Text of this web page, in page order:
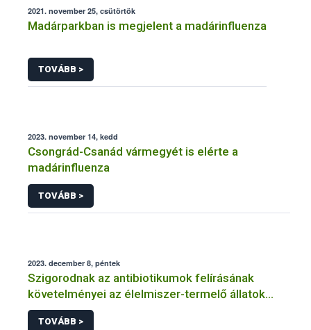
2021. november 25, csütörtök
Madárparkban is megjelent a madárinfluenza
TOVÁBB >
2023. november 14, kedd
Csongrád-Csanád vármegyét is elérte a
madárinfluenza
TOVÁBB >
2023. december 8, péntek
Szigorodnak az antibiotikumok felírásának
követelményei az élelmiszer-termelő állatok
esetében
TOVÁBB >